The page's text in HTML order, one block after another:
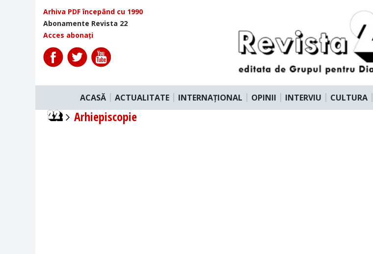
Arhiva PDF începând cu 1990
Abonamente Revista 22
Acces abonați
ACASĂ ACTUALITATE INTERNAȚIONAL OPINII INTERVIU CULTURA
Arhiepiscopie